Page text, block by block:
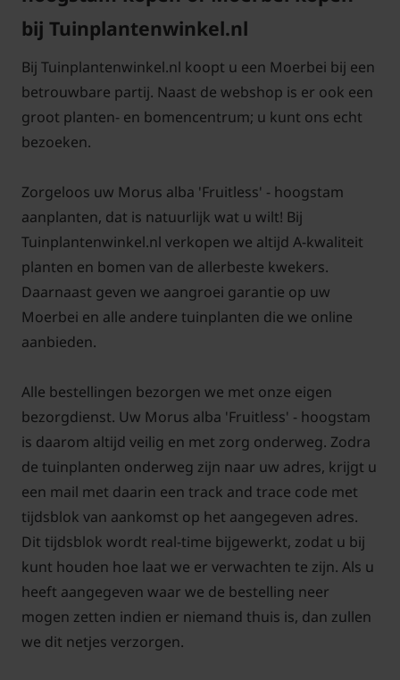
bij Tuinplantenwinkel.nl
Bij Tuinplantenwinkel.nl koopt u een Moerbei bij een
betrouwbare partij. Naast de webshop is er ook een
groot planten- en bomencentrum; u kunt ons echt
bezoeken.
Zorgeloos uw Morus alba 'Fruitless' - hoogstam
aanplanten, dat is natuurlijk wat u wilt! Bij
Tuinplantenwinkel.nl verkopen we altijd A-kwaliteit
planten en bomen van de allerbeste kwekers.
Daarnaast geven we aangroei garantie op uw
Moerbei en alle andere tuinplanten die we online
aanbieden.
Alle bestellingen bezorgen we met onze eigen
bezorgdienst. Uw Morus alba 'Fruitless' - hoogstam
is daarom altijd veilig en met zorg onderweg. Zodra
de tuinplanten onderweg zijn naar uw adres, krijgt u
een mail met daarin een track and trace code met
tijdsblok van aankomst op het aangegeven adres.
Dit tijdsblok wordt real-time bijgewerkt, zodat u bij
kunt houden hoe laat we er verwachten te zijn. Als u
heeft aangegeven waar we de bestelling neer
mogen zetten indien er niemand thuis is, dan zullen
we dit netjes verzorgen.